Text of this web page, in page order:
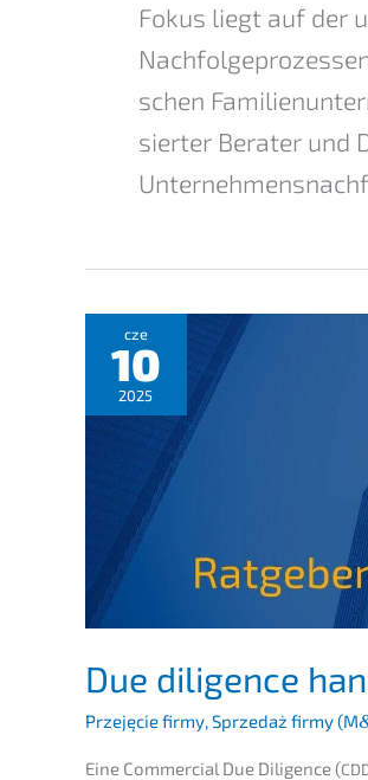
Fokus liegt auf der
schen
sier­ter Berater und
cze
10
2025
Due diligence
Przejęcie firmy,Sprze­daż firmy (M
Eine Commer­cial Due Diligence (